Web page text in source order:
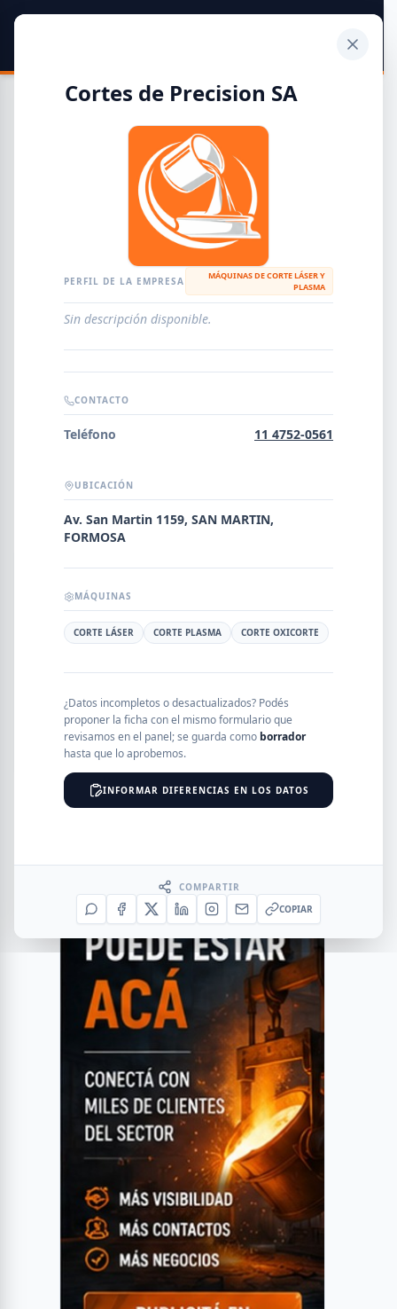
Guía de Empresas Metalúrgicas y Siderúrgicas
METALÚRGICAS
EMPRESAS AGREGAR EMPRESA
Error al cargar empresas.
NOMBRE
SEGMENTO
PROVINCIA
Cortes de Precision SA
PERFIL DE LA EMPRESA
MÁQUINAS DE CORTE LÁSER Y
PLASMA
Sin descripción disponible.
CONTACTO
Teléfono 11 4752-0561
UBICACIÓN
Av. San Martin 1159, SAN MARTIN,
FORMOSA
MÁQUINAS
CORTE LÁSER CORTE PLASMA CORTE OXICORTE
¿Datos incompletos o desactualizados? Podés
proponer la ficha con el mismo formulario que
revisamos en el panel; se guarda como borrador
hasta que lo aprobemos.
INFORMAR DIFERENCIAS EN LOS DATOS
COMPARTIR
COPIAR